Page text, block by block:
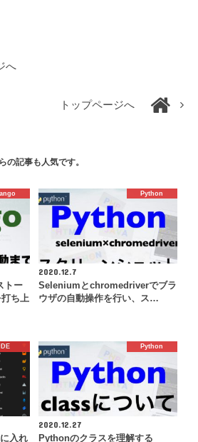
へ
トップページへ
の記事も人気です。
トー
ち上
Python
2020.12.7
Seleniumとchromedriverでブラ
ウザの自動操作を行い、ス…
IDE
入れ
Python
2020.12.27
Pythonのクラスを理解する